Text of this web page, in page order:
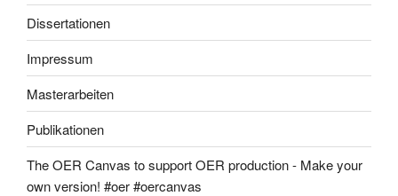
Dissertationen
Impressum
Masterarbeiten
Publikationen
The OER Canvas to support OER production - Make your
own version! #oer #oercanvas